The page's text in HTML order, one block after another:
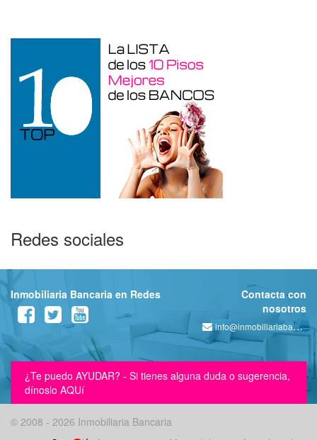
Redes sociales
Inmobiliaria Bancaria en Redes
Contacta con
nosotros
info@inmobiliariabancaria.com
¿Te puedo AYUDAR? - Si tienes alguna duda o sugerencia,
dínoslo AQUí
© 2008 - 2026 Inmobiliaria Bancaria